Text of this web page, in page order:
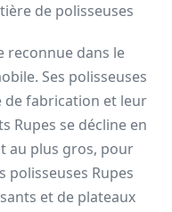
de polisseuses
reconnue dans le
Ses polisseuses
fabrication et leur
Rupes se décline en
au plus gros, pour
polisseuses Rupes
et de plateaux